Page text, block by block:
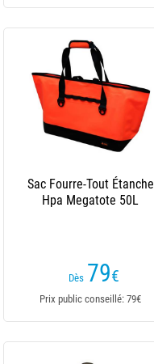
Sac Fourre-Tout Étanche
Hpa Megatote 50L
Dès 79€
Prix public conseillé: 79€